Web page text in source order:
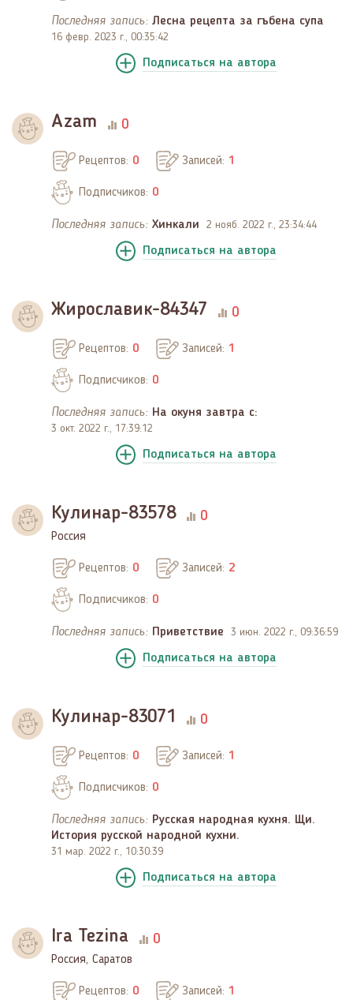
Последняя запись: Лесна рецепта за гъбена супа
16 февр. 2023 г., 00:35:42
Подписаться на автора
Azam 0
Рецептов: 0 Записей: 1
Подписчиков: 0
Последняя запись: Хинкали 2 нояб. 2022 г., 23:34:44
Подписаться на автора
Жирославик-84347 0
Рецептов: 0 Записей: 1
Подписчиков: 0
Последняя запись: На окуня завтра с:
3 окт. 2022 г., 17:39:12
Подписаться на автора
Кулинар-83578 0
Россия
Рецептов: 0 Записей: 2
Подписчиков: 0
Последняя запись: Приветствие 3 июн. 2022 г., 09:36:59
Подписаться на автора
Кулинар-83071 0
Рецептов: 0 Записей: 1
Подписчиков: 0
Последняя запись: Русская народная кухня. Щи.
История русской народной кухни.
31 мар. 2022 г., 10:30:39
Подписаться на автора
Ira Tezina 0
Россия, Саратов
Рецептов: 0 Записей: 1